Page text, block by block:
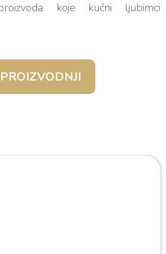
koje kućni ljubimci